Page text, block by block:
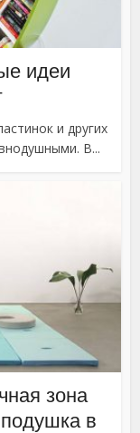
идеи
и других
В...
зона
в